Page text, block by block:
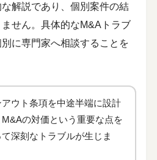
解説であり、個別案件の結
せん。具体的なM&Aトラブ
に専門家へ相談することを
アウト条項を中途半端に設計
の対価という重要な点を
深刻なトラブルが生じま